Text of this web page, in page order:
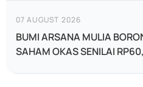
07 AUGUST 2026
BUMI ARSANA MULIA
SAHAM OKAS SENILAI